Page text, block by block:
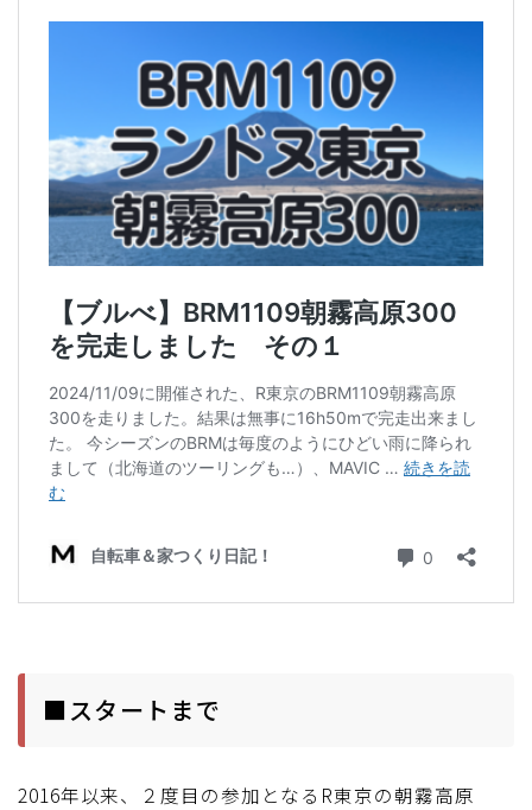
ディスクブレーキ
Di2関連
ブルべレポート2025
ブルべレポート2024
ブルべレポート2023
ブルベレポート2022
ブルべレポート2021
ブルベレポート2020
ブルベレポート2018
■スタートまで
2016年以来、２度目の参加となるR東京の朝霧高原